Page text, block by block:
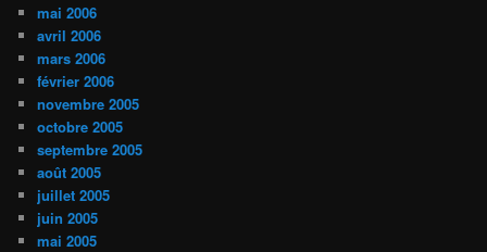
mai 2006
avril 2006
mars 2006
février 2006
novembre 2005
octobre 2005
septembre 2005
août 2005
juillet 2005
juin 2005
mai 2005